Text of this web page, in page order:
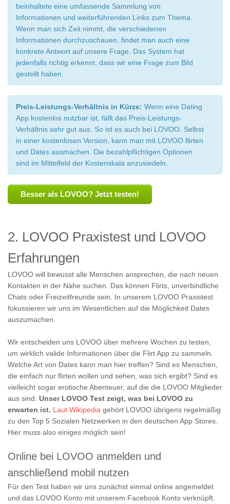
beinhaltete eine umfassende Sammlung von
Informationen und weiterführenden Links zum Thema.
Wenn man sich Zeit nimmt, die verschiedenen
Informationen durchzuschauen, findet man auch eine
konkrete Antwort auf unsere Frage. Das System hat
jedenfalls richtig erkennt, dass wir eine Frage zum Bild
gestellt haben.
Preis-Leistungs-Verhältnis in Kürze: Wenn eine Dating
App kostenlos nutzbar ist, fällt das Preis-Leistungs-
Verhältnis sehr gut aus. So ist es auch bei LOVOO. Selbst
in einer kostenlosen Version, kann man mit LOVOO flirten
und Dates ausmachen. Die bezahlpflichtigen Optionen
sind im Mittelfeld der Kostenskala anzusiedeln.
Besser als LOVOO? Jetzt testen!
2. LOVOO Praxistest und LOVOO
Erfahrungen
LOVOO will bewusst alle Menschen ansprechen, die nach neuen
Kontakten in der Nähe suchen. Das können Flirts, unverbindliche
Chats oder Freizeitfreunde sein. In unserem LOVOO Praxistest
fokussieren wir uns im Wesentlichen auf die Möglichkeit Dates
auszumachen.
Wir entscheiden uns LOVOO über mehrere Wochen zu testen,
um wirklich valide Informationen über die Flirt App zu sammeln.
Welche Art von Dates kann man hier treffen? Sind es Menschen,
die einfach nur flirten wollen und sehen, was sich ergibt? Sind es
vielleicht sogar erotische Abenteuer, auf die die LOVOO Mitglieder
aus sind. Unser LOVOO Test zeigt, was bei LOVOO zu
erwarten ist. Laut Wikipedia gehört LOVOO übrigens regelmäßig
zu den Top 5 Sozialen Netzwerken in den deutschen App Stores.
Hier muss also einiges möglich sein!
Online bei LOVOO anmelden und
anschließend mobil nutzen
Für den Test haben wir uns zunächst einmal online angemeldet
und das LOVOO Konto mit unserem Facebook Konto verknüpft.